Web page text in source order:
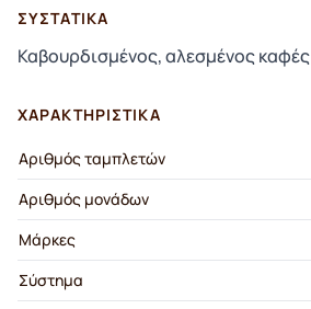
ΣΥΣΤΑΤΙΚΆ
Καβουρδισμένος, αλεσμένος καφές
ΧΑΡΑΚΤΗΡΙΣΤΙΚΆ
Αριθμός ταμπλετών
Αριθμός μονάδων
Μάρκες
Σύστημα